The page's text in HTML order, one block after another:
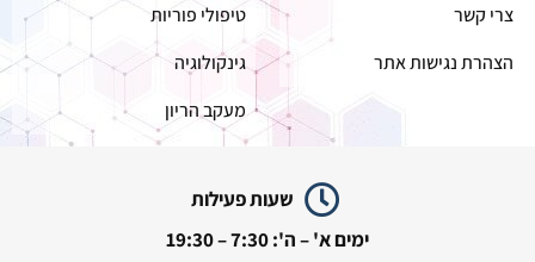
צרי קשר
הצהרת נגישות אתר
טיפולי פוריות
גינקולוגיה
מעקב הריון
שעות פעילות
ימים א' – ה': 7:30 – 19:30